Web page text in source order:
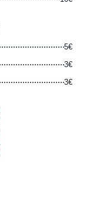
5€
3€
3€